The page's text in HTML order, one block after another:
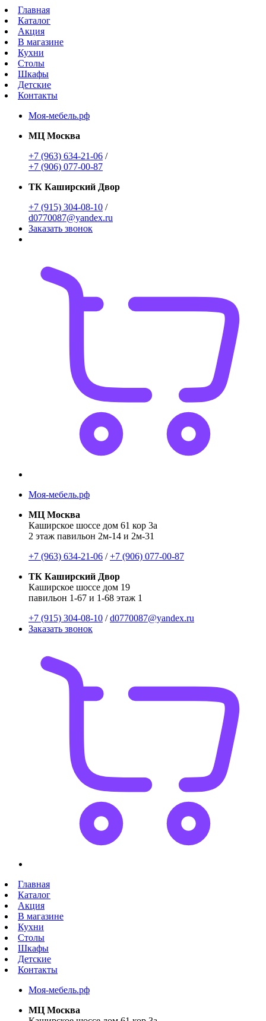
Главная
Каталог
Акция
В магазине
Кухни
Столы
Шкафы
Детские
Контакты
Моя-мебель.рф
МЦ Москва
+7 (963) 634-21-06 /
+7 (906) 077-00-87
ТК Каширский Двор
+7 (915) 304-08-10 /
d0770087@yandex.ru
Заказать звонок
Моя-мебель.рф
МЦ Москва
Каширское шоссе дом 61 кор 3а
2 этаж павильон 2м-14 и 2м-31
+7 (963) 634-21-06 /+7 (906) 077-00-87
ТК Каширский Двор
Каширское шоссе дом 19
павильон 1-67 и 1-68 этаж 1
+7 (915) 304-08-10 /d0770087@yandex.ru
Заказать звонок
Главная
Каталог
Акция
В магазине
Кухни
Столы
Шкафы
Детские
Контакты
Моя-мебель.рф
МЦ Москва